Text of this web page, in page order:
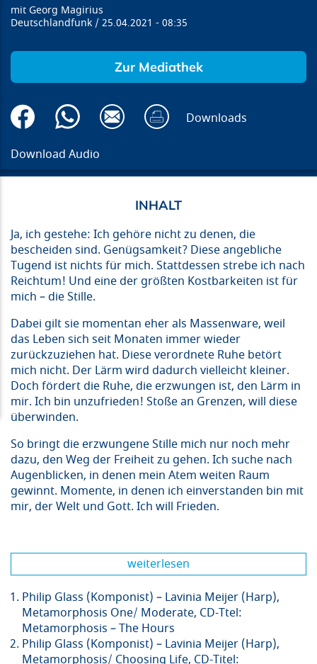
Georg Magirius
Deutschlandfunk
25.04.2021 08:35
Zur Mediathek
Downloads
Download Audio
Ja, ich gestehe: Ich gehöre nicht zu denen, die
bescheiden sind. Genügsamkeit? Diese angebliche
Tugend ist nichts für mich. Stattdessen strebe ich nach
Reichtum! Und eine der größten Kostbarkeiten ist für
mich – die Stille.
Dabei gilt sie momentan eher als Massenware, weil
das Leben sich seit Monaten immer wieder
zurückzuziehen hat. Diese verordnete Ruhe betört
mich nicht. Der Lärm wird dadurch vielleicht kleiner.
Doch fördert die Ruhe, die erzwungen ist, den Lärm in
mir. Ich bin unzufrieden! Stoße an Grenzen, will diese
überwinden.
So bringt die erzwungene Stille mich nur noch mehr
dazu, den Weg der Freiheit zu gehen. Ich suche nach
Augenblicken, in denen mein Atem weiten Raum
gewinnt. Momente, in denen ich einverstanden bin mit
mir, der Welt und Gott. Ich will Frieden.
weiterlesen
Philip Glass (Komponist) – Lavinia Meijer (Harp),
Metamorphosis One/ Moderate, CD-Ttel:
Metamorphosis – The Hours
Philip Glass (Komponist) – Lavinia Meijer (Harp),
Metamorphosis/ Choosing Life, CD-Titel: